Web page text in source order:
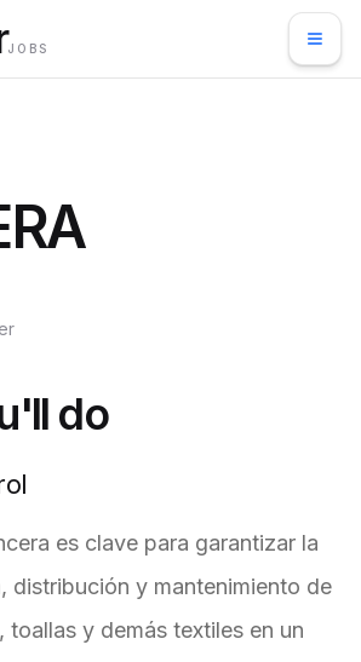
JOBS
do
es clave para garantizar la
distribución y mantenimiento de
toallas y demás textiles en un